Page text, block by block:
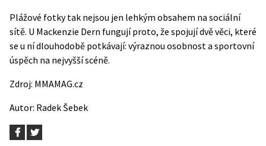
Plážové fotky tak nejsou jen lehkým obsahem na sociální
sítě. U Mackenzie Dern fungují proto, že spojují dvě věci, které
se u ní dlouhodobě potkávají: výraznou osobnost a sportovní
úspěch na nejvyšší scéně.
Zdroj: MMAMAG.cz
Autor: Radek Šebek